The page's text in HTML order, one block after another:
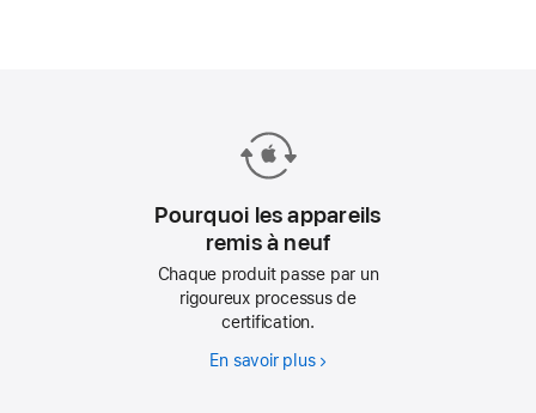
Pourquoi les appareils
remis à neuf
Chaque produit passe par un
rigoureux processus de
certification.
En savoir plusPourquoi